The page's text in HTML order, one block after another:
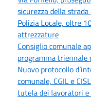
sicurezza della
Polizia Locale, oltre
attrezzature
Consiglio comunale
programma triennale
Nuovo protocollo
comunale, CGIL e
tutela dei lavoratori